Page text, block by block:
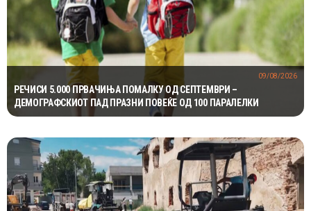
РЕЧИСИ 5.000 ПРВАЧИЊА ПОМАЛКУ ОД СЕПТЕМВРИ –
ДЕМОГРАФСКИОТ ПАД ПРАЗНИ ПОВЕЌЕ ОД 100 ПАРАЛЕЛКИ
09/08/2026